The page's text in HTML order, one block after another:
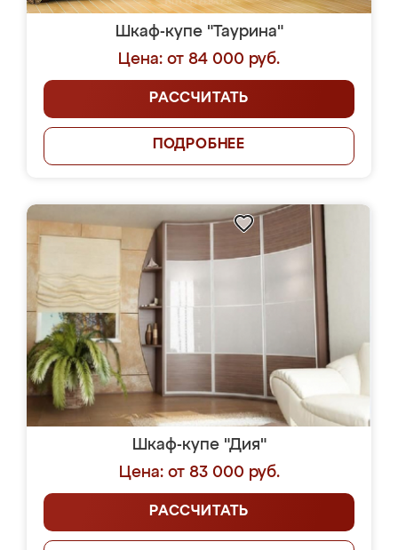
Шкаф-купе "Таурина"
Цена: от 84 000 руб.
РАССЧИТАТЬ
ПОДРОБНЕЕ
Шкаф-купе "Дия"
Цена: от 83 000 руб.
РАССЧИТАТЬ